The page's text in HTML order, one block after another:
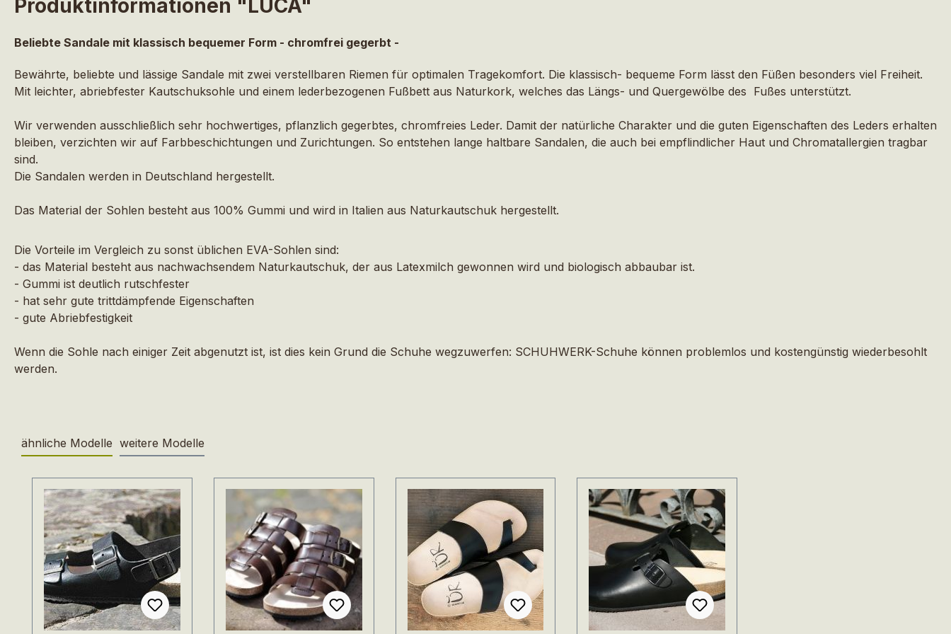
Produktinformationen "LUCA"
Beliebte Sandale mit klassisch bequemer Form - chromfrei gegerbt -
Bewährte, beliebte und lässige Sandale mit zwei verstellbaren Riemen für optimalen Tragekomfort. Die klassisch- bequeme Form lässt den Füßen besonders viel Freiheit.
Mit leichter, abriebfester Kautschuksohle und einem lederbezogenen Fußbett aus Naturkork, welches das Längs- und Quergewölbe des Fußes unterstützt.
Wir verwenden ausschließlich sehr hochwertiges, pflanzlich gegerbtes, chromfreies Leder. Damit der natürliche Charakter und die guten Eigenschaften des Leders erhalten
bleiben, verzichten wir auf Farbbeschichtungen und Zurichtungen. So entstehen lange haltbare Sandalen, die auch bei empflindlicher Haut und Chromatallergien tragbar
sind.
Die Sandalen werden in Deutschland hergestellt.
Das Material der Sohlen besteht aus 100% Gummi und wird in Italien aus Naturkautschuk hergestellt.
Die Vorteile im Vergleich zu sonst üblichen EVA-Sohlen sind:
- das Material besteht aus nachwachsendem Naturkautschuk, der aus Latexmilch gewonnen wird und biologisch abbaubar ist.
- Gummi ist deutlich rutschfester
- hat sehr gute trittdämpfende Eigenschaften
- gute Abriebfestigkeit
Wenn die Sohle nach einiger Zeit abgenutzt ist, ist dies kein Grund die Schuhe wegzuwerfen: SCHUHWERK-Schuhe können problemlos und kostengünstig wiederbesohlt
werden.
ähnliche Modelle weitere Modelle